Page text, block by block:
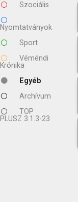
Szociális
Nyomtatványok
Sport
Véméndi
Krónika
Egyéb
Archívum
TOP
PLUSZ 3.1.3-23